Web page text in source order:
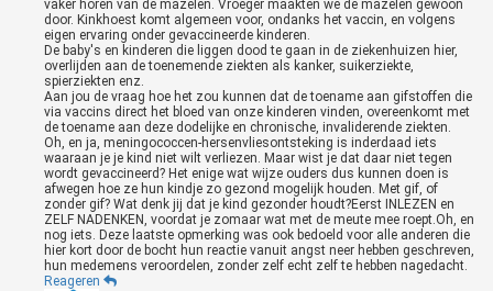
vaker horen van de mazelen. Vroeger maakten we de mazelen gewoon
door. Kinkhoest komt algemeen voor, ondanks het vaccin, en volgens
eigen ervaring onder gevaccineerde kinderen.
De baby's en kinderen die liggen dood te gaan in de ziekenhuizen hier,
overlijden aan de toenemende ziekten als kanker, suikerziekte,
spierziekten enz.
Aan jou de vraag hoe het zou kunnen dat de toename aan gifstoffen die
via vaccins direct het bloed van onze kinderen vinden, overeenkomt met
de toename aan deze dodelijke en chronische, invaliderende ziekten.
Oh, en ja, meningococcen-hersenvliesontsteking is inderdaad iets
waaraan je je kind niet wilt verliezen. Maar wist je dat daar niet tegen
wordt gevaccineerd? Het enige wat wijze ouders dus kunnen doen is
afwegen hoe ze hun kindje zo gezond mogelijk houden. Met gif, of
zonder gif? Wat denk jij dat je kind gezonder houdt?Eerst INLEZEN en
ZELF NADENKEN, voordat je zomaar wat met de meute mee roept.Oh, en
nog iets. Deze laatste opmerking was ook bedoeld voor alle anderen die
hier kort door de bocht hun reactie vanuit angst neer hebben geschreven,
hun medemens veroordelen, zonder zelf echt zelf te hebben nagedacht.
Reageren